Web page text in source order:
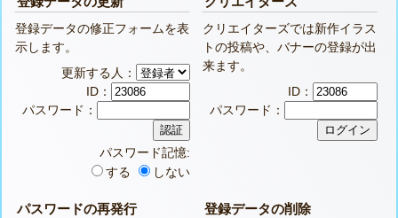
登録データの修正フォームを表
示します。
更新する人：
ID：
パスワード：
パスワード記憶:
する
しない
クリエイターズでは新作イラス
トの投稿や、バナーの登録が出
来ます。
ID：
パスワード：
パスワードの再発行 登録データの削除